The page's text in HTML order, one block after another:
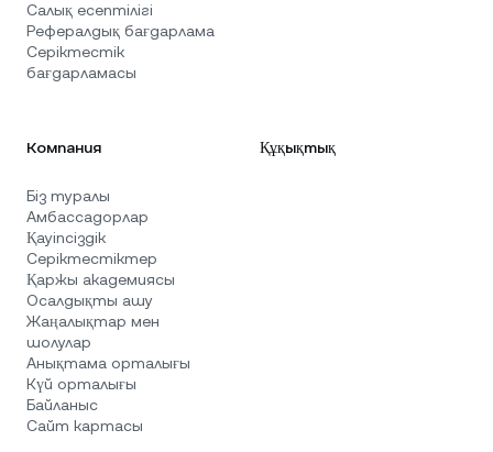
Салық есептілігі
Рефералдық бағдарлама
Серіктестік
бағдарламасы
Компания
Біз туралы
Амбассадорлар
Қауіпсіздік
Серіктестіктер
Қаржы академиясы
Осалдықты ашу
Жаңалықтар мен
шолулар
Анықтама орталығы
Күй орталығы
Байланыс
Сайт картасы
Құқықтық